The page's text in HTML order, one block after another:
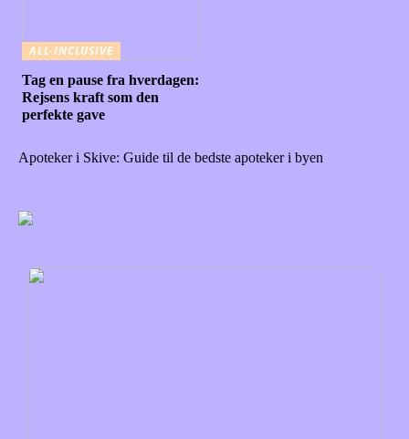
ALL-INCLUSIVE
Tag en pause fra hverdagen:
Rejsens kraft som den
perfekte gave
Apoteker i Skive: Guide til de bedste apoteker i byen